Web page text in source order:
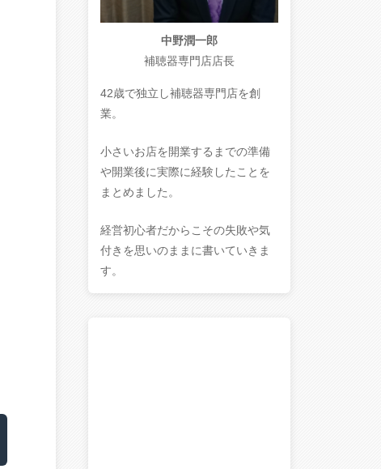
中野潤一郎
補聴器専門店店長
42歳で独立し補聴器専門店を創
業。
小さいお店を開業するまでの準備
や開業後に実際に経験したことを
まとめました。
経営初心者だからこその失敗や気
付きを思いのままに書いていきま
す。